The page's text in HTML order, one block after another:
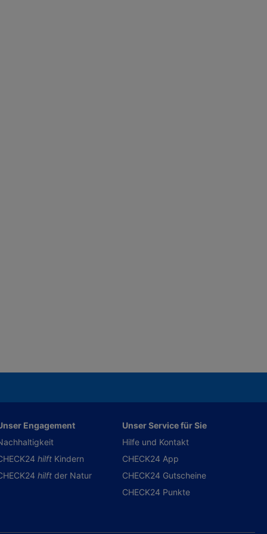
Engagement
hilftKindern
hilftder Natur
Unser Service für Sie
Hilfe und Kontakt
CHECK24 App
CHECK24 Gutscheine
CHECK24 Punkte